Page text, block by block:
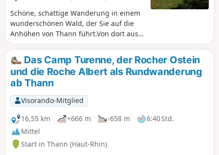
Schöne, schattige Wanderung in einem
wunderschönen Wald, der Sie auf die
Anhöhen von Thann führt.Von dort aus
erstreckt sich ein beeindruckendes
Panorama über die Ebene des Elsass
und den Schweizer Jura.
Das Camp Turenne, der Rocher Ostein
und die Roche Albert als Rundwanderung
ab Thann
Visorando-Mitglied
16,55 km
+666 m -658 m
6:40 Std.
Mittel
Start in Thann (Haut-Rhin)